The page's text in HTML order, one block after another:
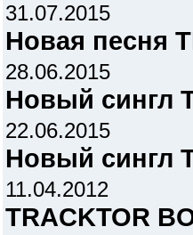
31.07.2015
Новая песня
28.06.2015
Новый сингл
22.06.2015
Новый сингл
11.04.2012
TRACKTOR